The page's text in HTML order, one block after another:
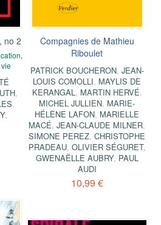
no 2
,
,
,
Compagnies de Mathieu
Riboulet
PATRICK BOUCHERON, JEAN-
LOUIS COMOLLI, MAYLIS DE
KERANGAL, MARTIN HERVÉ,
MICHEL JULLIEN, MARIE-
HÉLÈNE LAFON, MARIELLE
MACÉ,JEAN-CLAUDE MILNER,
SIMONE PEREZ,CHRISTOPHE
PRADEAU, OLIVIER SÉGURET,
GWENAËLLE AUBRY, PAUL
AUDI
10,99 €